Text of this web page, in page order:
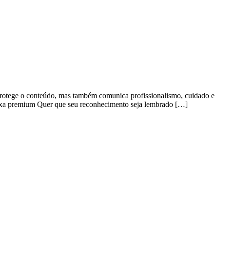
o conteúdo, mas também comunica profissionalismo, cuidado e
premium Quer que seu reconhecimento seja lembrado […]